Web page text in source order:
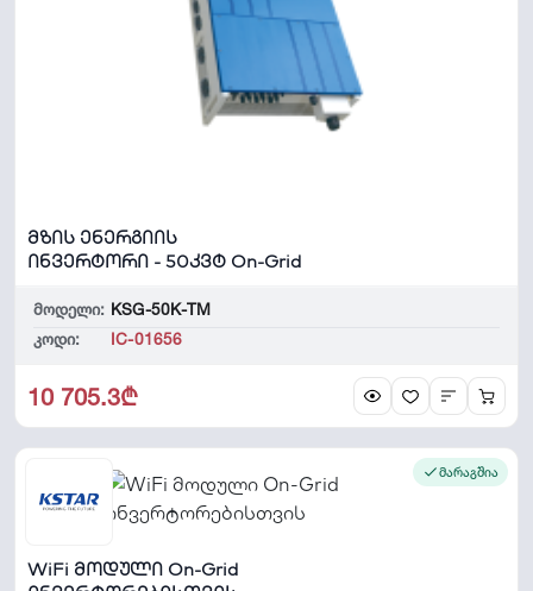
მზის ენერგიის
ინვერტორი - 50კვტ On-Grid
მოდელი: KSG-50K-TM
კოდი:
IC-01656
10 705.3₾
მარაგშია
WiFi მოდული On-Grid